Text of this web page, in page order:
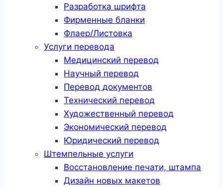
Разработка шрифта
Фирменные бланки
Флаер/Листовка
Услуги перевода
Медицинский перевод
Научный перевод
Перевод документов
Технический перевод
Художественный перевод
Экономический перевод
Юридический перевод
Штемпельные услуги
Восстановление печати, штампа
Дизайн новых макетов